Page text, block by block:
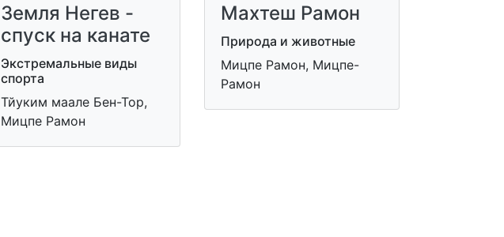
Земля Негев -
спуск на канате
Экстремальные виды
спорта
Тйуким маале Бен-Тор,
Мицпе Рамон
Махтеш Рамон
Природа и животные
Мицпе Рамон, Мицпе-
Рамон